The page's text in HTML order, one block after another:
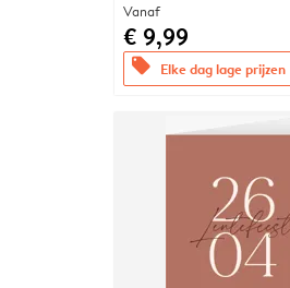
Vanaf
€ 9,99
offers Elke dag lage prijzen